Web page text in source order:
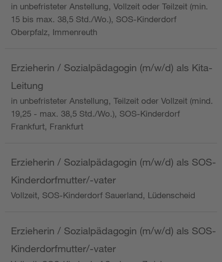
in unbefristeter Anstellung, Vollzeit oder Teilzeit (min.
15 bis max. 38,5 Std./Wo.), SOS-Kinderdorf
Oberpfalz, Immenreuth
Erzieherin / Sozialpädagogin (m/w/d) als Kita-
Leitung
in unbefristeter Anstellung, Teilzeit oder Vollzeit (mind.
19,25 - max. 38,5 Std./Wo.), SOS-Kinderdorf
Frankfurt, Frankfurt
Erzieherin / Sozialpädagogin (m/w/d) als SOS-
Kinderdorfmutter/-vater
Vollzeit, SOS-Kinderdorf Sauerland, Lüdenscheid
Erzieherin / Sozialpädagogin (m/w/d) als SOS-
Kinderdorfmutter/-vater